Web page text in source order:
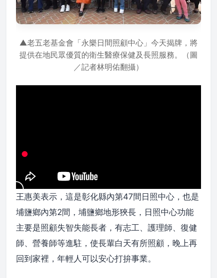
▲老五老基金會「永樂日間照顧中心」今天揭牌，將
提供在地民眾優質的衛生醫療保健及長照服務。（圖
／記者林明佑翻攝）
王惠美表示，這是彰化縣內第47間日照中心，也是
埔鹽鄉內第2間，埔鹽鄉地形狹長，日照中心功能
主要是照顧失智失能長者，有志工、護理師、復健
師、營養師等進駐，使長輩白天有所照顧，晚上再
回到家裡，年輕人可以安心打拚事業。